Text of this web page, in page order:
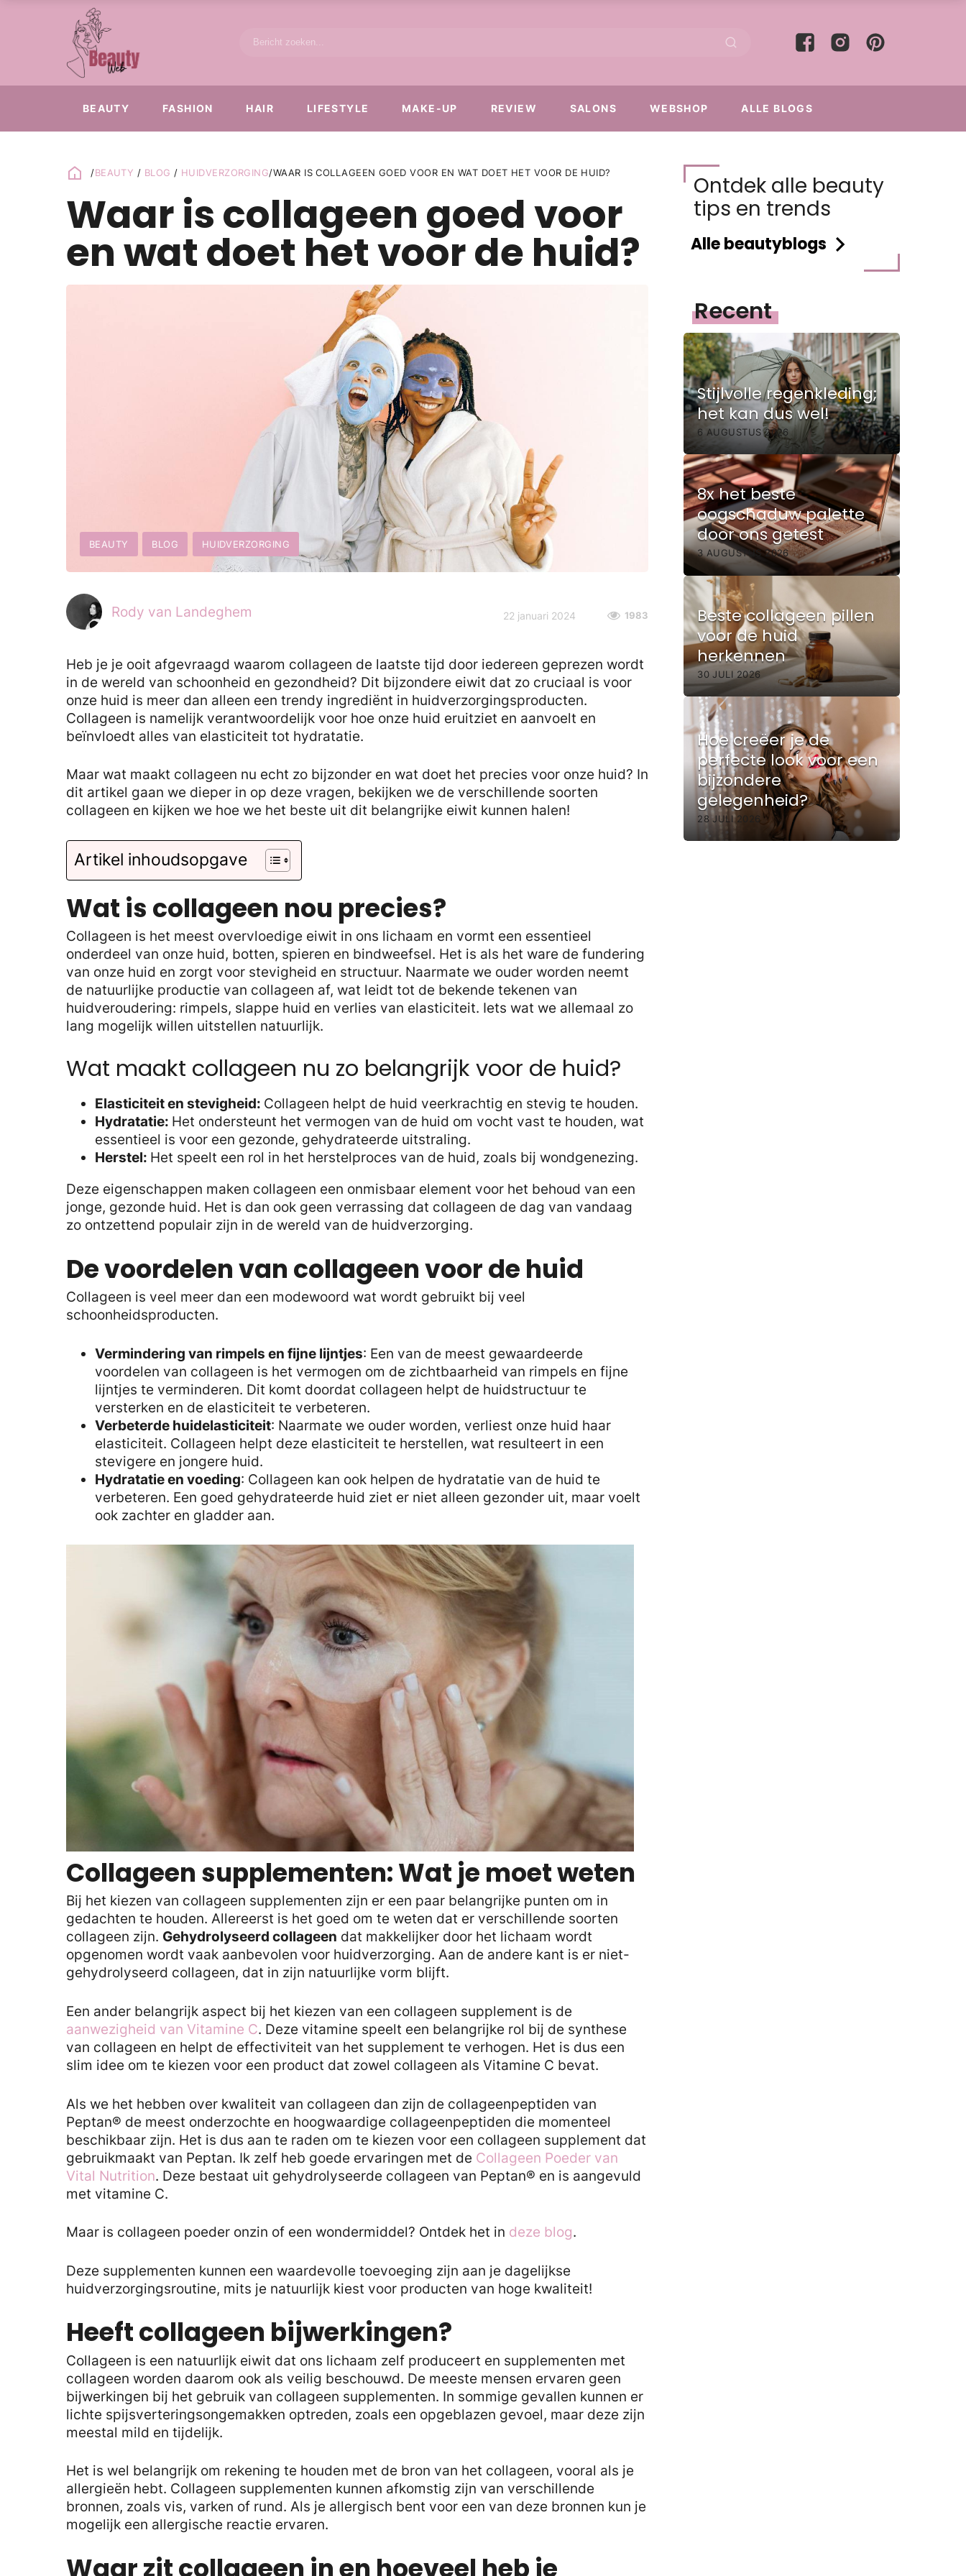
BEAUTY FASHION HAIR LIFESTYLE MAKE-UP REVIEW SALONS WEBSHOP ALLE BLOGS
/BEAUTY / BLOG / HUIDVERZORGING/WAAR IS COLLAGEEN GOED VOOR EN WAT DOET HET VOOR DE HUID?
Waar is collageen goed voor
en wat doet het voor de huid?
BEAUTY BLOG HUIDVERZORGING
Rody van Landeghem 22 januari 2024 1983
Heb je je ooit afgevraagd waarom collageen de laatste tijd door iedereen geprezen wordt
in de wereld van schoonheid en gezondheid? Dit bijzondere eiwit dat zo cruciaal is voor
onze huid is meer dan alleen een trendy ingrediënt in huidverzorgingsproducten.
Collageen is namelijk verantwoordelijk voor hoe onze huid eruitziet en aanvoelt en
beïnvloedt alles van elasticiteit tot hydratatie.
Maar wat maakt collageen nu echt zo bijzonder en wat doet het precies voor onze huid? In
dit artikel gaan we dieper in op deze vragen, bekijken we de verschillende soorten
collageen en kijken we hoe we het beste uit dit belangrijke eiwit kunnen halen!
Artikel inhoudsopgave
Wat is collageen nou precies?
Collageen is het meest overvloedige eiwit in ons lichaam en vormt een essentieel
onderdeel van onze huid, botten, spieren en bindweefsel. Het is als het ware de fundering
van onze huid en zorgt voor stevigheid en structuur. Naarmate we ouder worden neemt
de natuurlijke productie van collageen af, wat leidt tot de bekende tekenen van
huidveroudering: rimpels, slappe huid en verlies van elasticiteit. Iets wat we allemaal zo
lang mogelijk willen uitstellen natuurlijk.
Wat maakt collageen nu zo belangrijk voor de huid?
Elasticiteit en stevigheid: Collageen helpt de huid veerkrachtig en stevig te houden.
Hydratatie: Het ondersteunt het vermogen van de huid om vocht vast te houden, wat
essentieel is voor een gezonde, gehydrateerde uitstraling.
Herstel: Het speelt een rol in het herstelproces van de huid, zoals bij wondgenezing.
Deze eigenschappen maken collageen een onmisbaar element voor het behoud van een
jonge, gezonde huid. Het is dan ook geen verrassing dat collageen de dag van vandaag
zo ontzettend populair zijn in de wereld van de huidverzorging.
De voordelen van collageen voor de huid
Collageen is veel meer dan een modewoord wat wordt gebruikt bij veel
schoonheidsproducten.
Vermindering van rimpels en fijne lijntjes: Een van de meest gewaardeerde
voordelen van collageen is het vermogen om de zichtbaarheid van rimpels en fijne
lijntjes te verminderen. Dit komt doordat collageen helpt de huidstructuur te
versterken en de elasticiteit te verbeteren.
Verbeterde huidelasticiteit: Naarmate we ouder worden, verliest onze huid haar
elasticiteit. Collageen helpt deze elasticiteit te herstellen, wat resulteert in een
stevigere en jongere huid.
Hydratatie en voeding: Collageen kan ook helpen de hydratatie van de huid te
verbeteren. Een goed gehydrateerde huid ziet er niet alleen gezonder uit, maar voelt
ook zachter en gladder aan.
Collageen supplementen: Wat je moet weten
Bij het kiezen van collageen supplementen zijn er een paar belangrijke punten om in
gedachten te houden. Allereerst is het goed om te weten dat er verschillende soorten
collageen zijn. Gehydrolyseerd collageen dat makkelijker door het lichaam wordt
opgenomen wordt vaak aanbevolen voor huidverzorging. Aan de andere kant is er niet-
gehydrolyseerd collageen, dat in zijn natuurlijke vorm blijft.
Een ander belangrijk aspect bij het kiezen van een collageen supplement is de
aanwezigheid van Vitamine C. Deze vitamine speelt een belangrijke rol bij de synthese
van collageen en helpt de effectiviteit van het supplement te verhogen. Het is dus een
slim idee om te kiezen voor een product dat zowel collageen als Vitamine C bevat.
Als we het hebben over kwaliteit van collageen dan zijn de collageenpeptiden van
Peptan® de meest onderzochte en hoogwaardige collageenpeptiden die momenteel
beschikbaar zijn. Het is dus aan te raden om te kiezen voor een collageen supplement dat
gebruikmaakt van Peptan. Ik zelf heb goede ervaringen met de Collageen Poeder van
Vital Nutrition. Deze bestaat uit gehydrolyseerde collageen van Peptan® en is aangevuld
met vitamine C.
Maar is collageen poeder onzin of een wondermiddel? Ontdek het in deze blog.
Deze supplementen kunnen een waardevolle toevoeging zijn aan je dagelijkse
huidverzorgingsroutine, mits je natuurlijk kiest voor producten van hoge kwaliteit!
Heeft collageen bijwerkingen?
Collageen is een natuurlijk eiwit dat ons lichaam zelf produceert en supplementen met
collageen worden daarom ook als veilig beschouwd. De meeste mensen ervaren geen
bijwerkingen bij het gebruik van collageen supplementen. In sommige gevallen kunnen er
lichte spijsverteringsongemakken optreden, zoals een opgeblazen gevoel, maar deze zijn
meestal mild en tijdelijk.
Het is wel belangrijk om rekening te houden met de bron van het collageen, vooral als je
allergieën hebt. Collageen supplementen kunnen afkomstig zijn van verschillende
bronnen, zoals vis, varken of rund. Als je allergisch bent voor een van deze bronnen kun je
mogelijk een allergische reactie ervaren.
Waar zit collageen in en hoeveel heb je
Ontdek alle beauty
tips en trends
Alle beautyblogs
Recent
Stijlvolle regenkleding;
het kan dus wel!
6 AUGUSTUS 2026
8x het beste
oogschaduw palette
door ons getest
3 AUGUSTUS 2026
Beste collageen pillen
voor de huid
herkennen
30 JULI 2026
Hoe creëer je de
perfecte look voor een
bijzondere
gelegenheid?
28 JULI 2026